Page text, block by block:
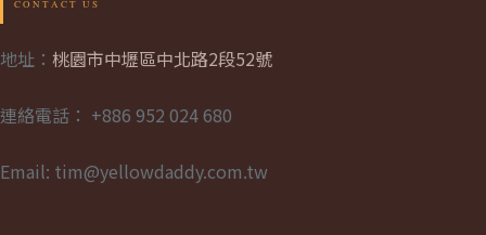
地址： 桃園市中壢區中北路2段52號
連絡電話： +886 952 024 680
Email: tim@yellowdaddy.com.tw